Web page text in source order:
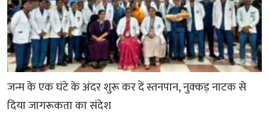
जन्म के एक घंटे के अंदर शुरू कर दें स्तनपान, नुक्कड़ नाटक से
दिया जागरूकता का संदेश